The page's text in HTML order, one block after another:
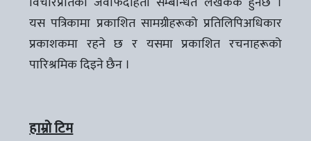
यस पत्रिकामा प्रकाशित सामग्रीहरूको प्रतिलिपिअधिकार
प्रकाशकमा रहने छ र यसमा प्रकाशित रचनाहरूको
पारिश्रमिक दिइने छैन ।
हाम्रो टिम